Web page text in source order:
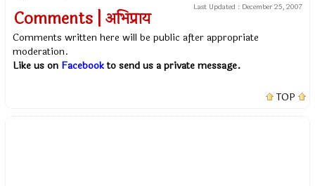
Last Updated : December 25, 2007
Comments | अभिप्राय
Comments written here will be public after appropriate
moderation.
Like us on Facebookto send us a private message.
TOP